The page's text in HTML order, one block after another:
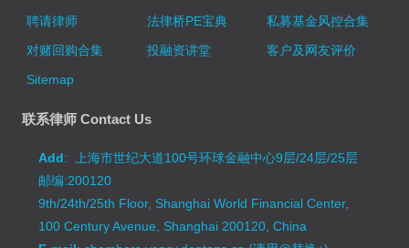
聘请律师
法律桥PE宝典
私募基金风控合集
对赌回购合集
投融资讲堂
客户及网友评价
Sitemap
联系律师 Contact Us
Add: 上海市世纪大道100号环球金融中心9层/24层/25层
邮编:200120
9th/24th/25th Floor, Shanghai World Financial Center,
100 Century Avenue, Shanghai 200120, China